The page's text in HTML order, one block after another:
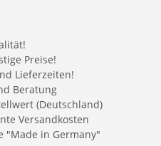
Preise!
Lieferzeiten!
Beratung
(Deutschland)
Versandkosten
"Made in Germany"